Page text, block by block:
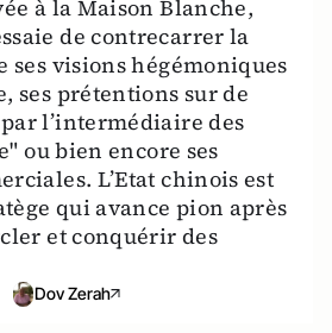
à la Maison Blanche,
de contrecarrer la
ses visions hégémoniques
ses prétentions sur de
l’intermédiaire des
ou bien encore ses
L’Etat chinois est
qui avance pion après
et conquérir des
Dov Zerah